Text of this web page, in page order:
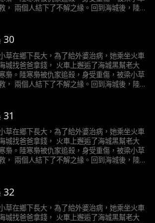
， 兩個人結下了不解之緣。回到海城後，陸
30
草在鄉下長大，為了給外婆治病，她乘坐火車
城找爸爸拿錢， 火車上邂逅了海城黑幫老大
梟。陸寒梟被仇家追殺，身受重傷，被梁小草
， 兩個人結下了不解之緣。回到海城後，陸
31
草在鄉下長大，為了給外婆治病，她乘坐火車
城找爸爸拿錢， 火車上邂逅了海城黑幫老大
梟。陸寒梟被仇家追殺，身受重傷，被梁小草
， 兩個人結下了不解之緣。回到海城後，陸
32
草在鄉下長大，為了給外婆治病，她乘坐火車
城找爸爸拿錢， 火車上邂逅了海城黑幫老大